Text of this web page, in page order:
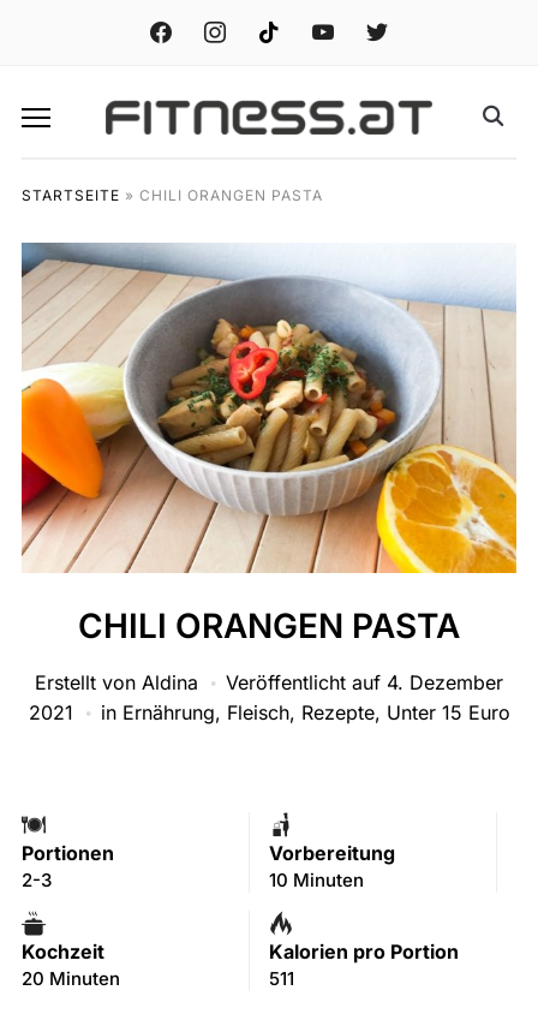
facebook instagramtiktok youtube twitter
STARTSEITE » CHILI ORANGEN PASTA
CHILI ORANGEN PASTA
Erstellt von Aldina Veröffentlicht auf 4. Dezember
2021
in Ernährung, Fleisch, Rezepte, Unter 15 Euro
Portionen
2-3
Vorbereitung
10 Minuten
Kochzeit
20 Minuten
Kalorien pro Portion
511